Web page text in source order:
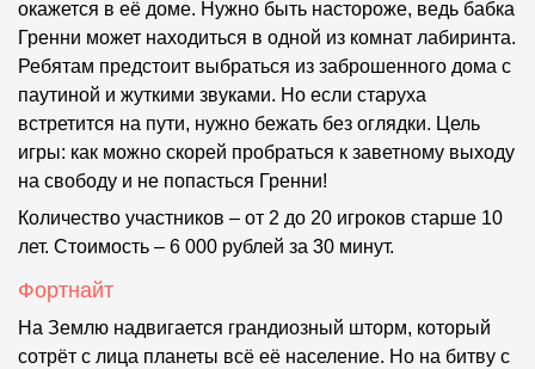
окажется в её доме. Нужно быть настороже, ведь бабка
Гренни может находиться в одной из комнат лабиринта.
Ребятам предстоит выбраться из заброшенного дома с
паутиной и жуткими звуками. Но если старуха
встретится на пути, нужно бежать без оглядки. Цель
игры: как можно скорей пробраться к заветному выходу
на свободу и не попасться Гренни!
Количество участников – от 2 до 20 игроков старше 10
лет. Стоимость – 6 000 рублей за 30 минут.
Фортнайт
На Землю надвигается грандиозный шторм, который
сотрёт с лица планеты всё её население. Но на битву с